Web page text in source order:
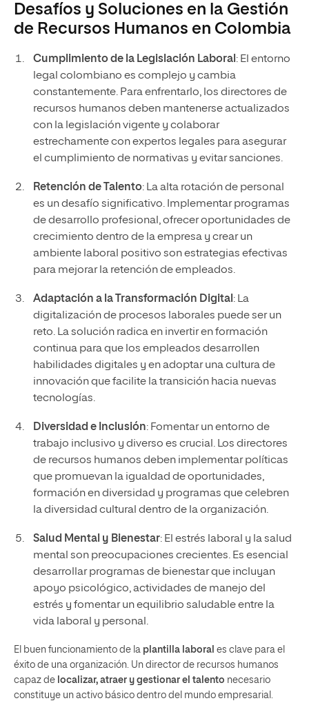
Desafíos y Soluciones en la Gestión
de Recursos Humanos en Colombia
Cumplimiento de la Legislación Laboral : El entorno
legal colombiano es complejo y cambia
constantemente. Para enfrentarlo, los directores de
recursos humanos deben mantenerse actualizados
con la legislación vigente y colaborar
estrechamente con expertos legales para asegurar
el cumplimiento de normativas y evitar sanciones.
Retención de Talento: La alta rotación de personal
es un desafío significativo. Implementar programas
de desarrollo profesional, ofrecer oportunidades de
crecimiento dentro de la empresa y crear un
ambiente laboral positivo son estrategias efectivas
para mejorar la retención de empleados.
Adaptación a la Transformación Digital : La
digitalización de procesos laborales puede ser un
reto. La solución radica en invertir en formación
continua para que los empleados desarrollen
habilidades digitales y en adoptar una cultura de
innovación que facilite la transición hacia nuevas
tecnologías.
Diversidad e Inclusión: Fomentar un entorno de
trabajo inclusivo y diverso es crucial. Los directores
de recursos humanos deben implementar políticas
que promuevan la igualdad de oportunidades,
formación en diversidad y programas que celebren
la diversidad cultural dentro de la organización.
Salud Mental y Bienestar: El estrés laboral y la salud
mental son preocupaciones crecientes. Es esencial
desarrollar programas de bienestar que incluyan
apoyo psicológico, actividades de manejo del
estrés y fomentar un equilibrio saludable entre la
vida laboral y personal.
El buen funcionamiento de la plantilla laboral es clave para el
éxito de una organización. Un director de recursos humanos
capaz de localizar, atraer y gestionar el talento necesario
constituye un activo básico dentro del mundo empresarial.